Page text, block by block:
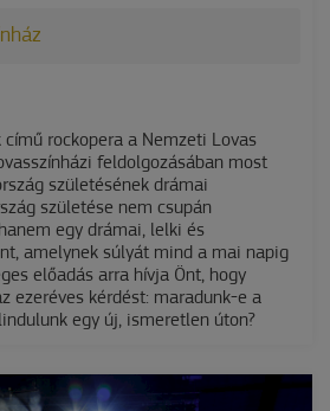
rockopera a Nemzeti Lovas
feldolgozásában most
születésének drámai
születése nem csupán
egy drámai, lelki és
amelynek súlyát mind a mai napig
előadás arra hívja Önt, hogy
ezeréves kérdést: maradunk-e a
egy új, ismeretlen úton?